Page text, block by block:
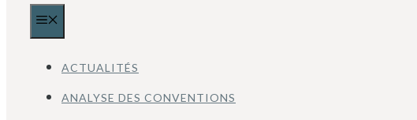
ACTUALITÉS
ANALYSE DES CONVENTIONS